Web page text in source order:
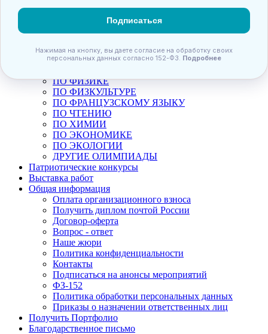
ПО ПОЛИТОЛОГИИ
ПО ПСИХОЛОГИИ
ПО РАЗВИТИЮ РЕЧИ
ПО СЕСТРИНСКОМУ ДЕЛУ
ПО СТРАНОВЕДЕНИЮ
ПО ФИЗИКЕ
ПО ФИЗКУЛЬТУРЕ
ПО ФРАНЦУЗСКОМУ ЯЗЫКУ
ПО ЧТЕНИЮ
ПО ХИМИИ
ПО ЭКОНОМИКЕ
ПО ЭКОЛОГИИ
ДРУГИЕ ОЛИМПИАДЫ
Патриотические конкурсы
Выставка работ
Общая информация
Оплата организационного взноса
Получить диплом почтой России
Договор-оферта
Вопрос - ответ
Наше жюри
Политика конфиденциальности
Контакты
Подписаться на анонсы мероприятий
ФЗ-152
Политика обработки персональных данных
Приказы о назначении ответственных лиц
Получить Портфолио
Благодарственное письмо
Анонсы конкурсов
Подпишитесь на анонсы сегодня и узнавайте
первыми о самом важном.
Организация